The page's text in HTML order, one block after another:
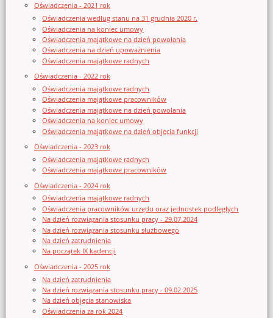
Oświadczenia - 2021 rok
Oświadczenia według stanu na 31 grudnia 2020 r.
Oświadczenia na koniec umowy
Oświadczenia majątkowe na dzień powołania
Oświadczenia na dzień upoważnienia
Oświadczenia majątkowe radnych
Oświadczenia - 2022 rok
Oświadczenia majątkowe radnych
Oświadczenia majątkowe pracowników
Oświadczenia majątkowe na dzień powołania
Oświadczenia na koniec umowy
Oświadczenia majątkowe na dzień objęcia funkcji
Oświadczenia - 2023 rok
Oświadczenia majątkowe radnych
Oświadczenia majątkowe pracowników
Oświadczenia - 2024 rok
Oświadczenia majątkowe radnych
Oświadczenia pracowników urzędu oraz jednostek podległych
Na dzień rozwiązania stosunku pracy - 29.07.2024
Na dzień rozwiązania stosunku służbowego
Na dzień zatrudnienia
Na początek IX kadencji
Oświadczenia - 2025 rok
Na dzień zatrudnienia
Na dzień rozwiązania stosunku pracy - 09.02.2025
Na dzień objęcia stanowiska
Oświadczenia za rok 2024